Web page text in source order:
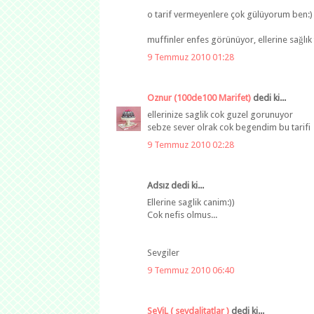
o tarif vermeyenlere çok gülüyorum ben:)
muffinler enfes görünüyor, ellerine sağlık
9 Temmuz 2010 01:28
Oznur (100de100 Marifet) dedi ki...
ellerinize saglik cok guzel gorunuyor
sebze sever olrak cok begendim bu tarifi
9 Temmuz 2010 02:28
Adsız dedi ki...
Ellerine saglik canim:))
Cok nefis olmus...
Sevgiler
9 Temmuz 2010 06:40
SeViL ( sevdalitatlar ) dedi ki...